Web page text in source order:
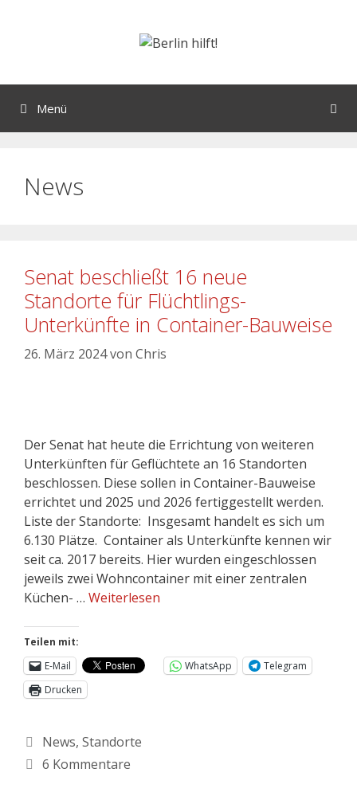
Menü
News
Senat beschließt 16 neue
Standorte für Flüchtlings-
Unterkünfte in Container-Bauweise
26. März 2024von Chris
Der Senat hat heute die Errichtung von weiteren
Unterkünften für Geflüchtete an 16 Standorten
beschlossen. Diese sollen in Container-Bauweise
errichtet und 2025 und 2026 fertiggestellt werden.
Liste der Standorte: Insgesamt handelt es sich um
6.130 Plätze. Container als Unterkünfte kennen wir
seit ca. 2017 bereits. Hier wurden eingeschlossen
jeweils zwei Wohncontainer mit einer zentralen
Küchen- … Weiterlesen
Teilen mit:
E-Mail
WhatsApp
Telegram
Drucken
News, Standorte
6 Kommentare